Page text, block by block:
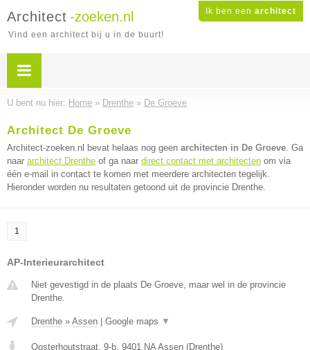
Ik ben een architect
Architect -zoeken.nl
Vind een architect bij u in de buurt!
U bent nu hier: Home » Drenthe » De Groeve
Architect De Groeve
Architect-zoeken.nl bevat helaas nog geen architecten in De Groeve. Ga
naar architect Drenthe of ga naar direct contact met architecten om via
één e-mail in contact te komen met meerdere architecten tegelijk.
Hieronder worden nu resultaten getoond uit de provincie Drenthe.
1
AP-Interieurarchitect
Niet gevestigd in de plaats De Groeve, maar wel in de provincie
Drenthe.
Drenthe » Assen Google maps ▼
Oosterhoutstraat, 9-b, 9401 NA Assen (Drenthe)